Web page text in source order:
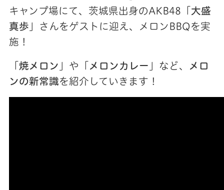
キャンプ場にて、茨城県出身のAKB48「 大盛
真歩 」さんをゲストに迎え、メロンBBQを実
施！
焼メロン 」や「 メロンカレー 」など、
メロ
ンの新常識を紹介していきます！